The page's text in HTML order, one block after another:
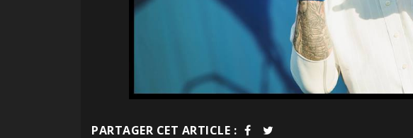
PARTAGER CET ARTICLE :